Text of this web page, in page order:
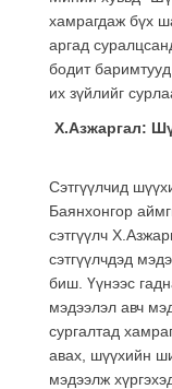
хамрагдаж бүх
аргад
бодит
их зүйлийг
Х.Азжаргал:
Сэтгүүлчид
Баянхонгор
сэтгүүлч
сэтгүүлчдэд
биш. Үүнээс
мэдээлэл авч
сургалтад
авах, шүүхийн
мэдээлж